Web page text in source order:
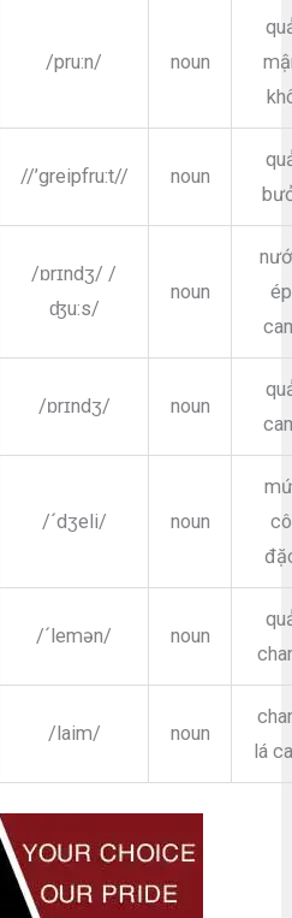
/pru:n/ noun
//’greipfru:t// noun
/ɒrɪndʒ/ /
ʤu:s/
noun
ép
/ɒrɪndʒ/ noun
/´dʒeli/ noun
cô
/´lemən/ noun
/laim/ noun
lá